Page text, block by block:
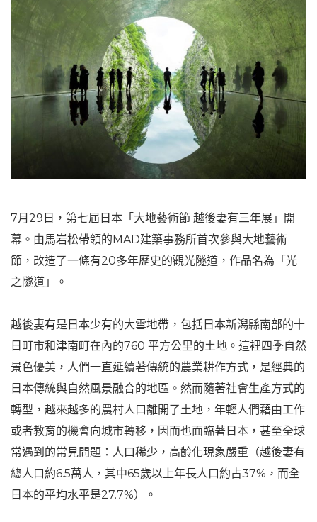
7月29日，第七屆日本「大地藝術節 越後妻有三年展」開
幕。由馬岩松帶領的MAD建築事務所首次參與大地藝術
節，改造了一條有20多年歷史的觀光隧道，作品名為「光
之隧道」。
越後妻有是日本少有的大雪地帶，包括日本新潟縣南部的十
日町市和津南町在內的760 平方公里的土地。這裡四季自然
景色優美，人們一直延續著傳統的農業耕作方式，是經典的
日本傳統與自然風景融合的地區。然而隨著社會生產方式的
轉型，越來越多的農村人口離開了土地，年輕人們藉由工作
或者教育的機會向城市轉移，因而也面臨著日本，甚至全球
常遇到的常見問題：人口稀少，高齡化現象嚴重（越後妻有
總人口約6.5萬人，其中65歲以上年長人口約占37%，而全
日本的平均水平是27.7%）。